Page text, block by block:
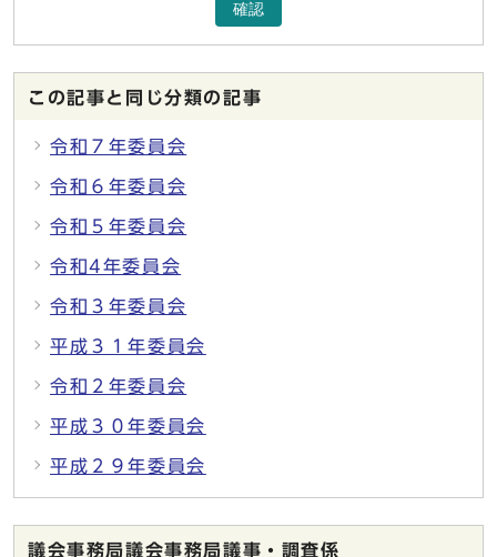
確認
この記事と同じ分類の記事
令和７年委員会
令和６年委員会
令和５年委員会
令和4年委員会
令和３年委員会
平成３１年委員会
令和２年委員会
平成３０年委員会
平成２９年委員会
議会事務局議会事務局議事・調査係